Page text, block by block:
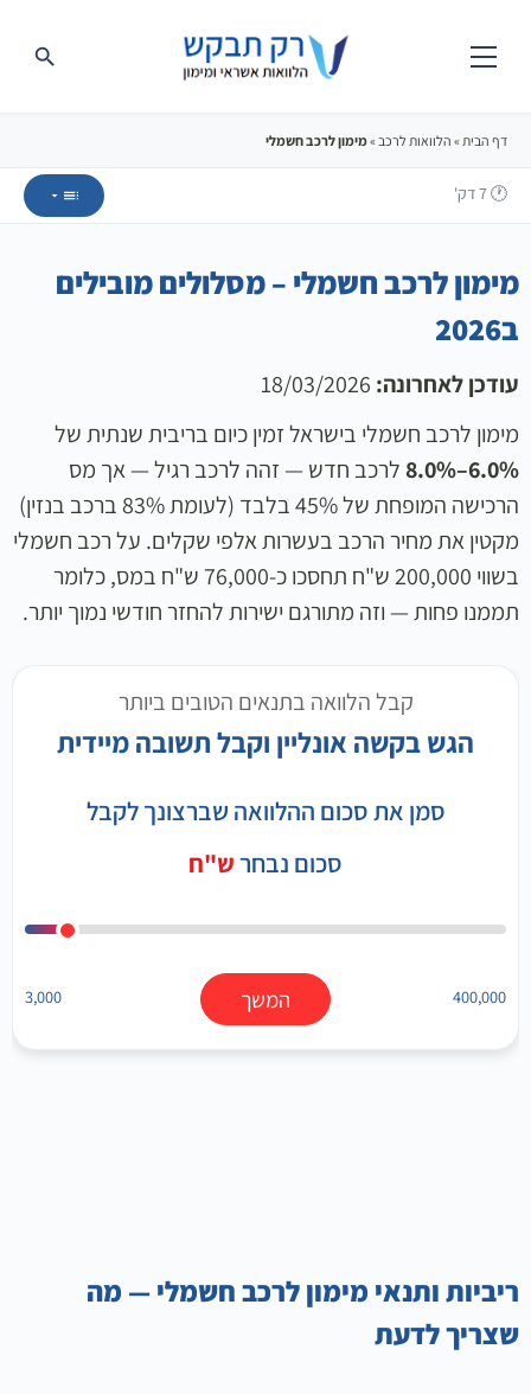
דף הבית» הלוואות לרכב»מימון לרכב חשמלי
🕐 7 דק'
מימון לרכב חשמלי – מסלולים מובילים
ב2026
עודכן לאחרונה:
מימון לרכב חשמלי בישראל זמין כיום בריבית שנתית של
6.0%–8.0%
לרכב חדש — זהה לרכב רגיל — אך מס
הרכישה המופחת של 45% בלבד (לעומת 83% ברכב בנזין)
מקטין את מחיר הרכב בעשרות אלפי שקלים. על רכב חשמלי
בשווי 200,000 ש"ח תחסכו כ-76,000 ש"ח במס, כלומר
תממנו פחות — וזה מתורגם ישירות להחזר חודשי נמוך יותר.
קבל הלוואה בתנאים הטובים ביותר
הגש בקשה אונליין וקבל תשובה מיידית
סמן את סכום ההלוואה שברצונך לקבל
סכום נבחרש"ח
3,000 400,000 המשך
ריביות ותנאי מימון לרכב חשמלי — מה
שצריך לדעת